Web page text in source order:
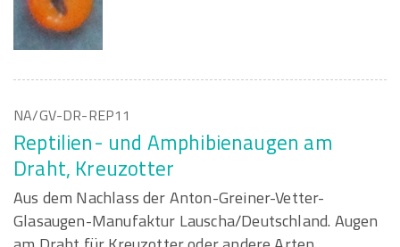
NA/GV-DR-REP11
Reptilien- und Amphibienaugen am
Draht, Kreuzotter
Aus dem Nachlass der Anton-Greiner-Vetter-
Glasaugen-Manufaktur Lauscha/Deutschland. Augen